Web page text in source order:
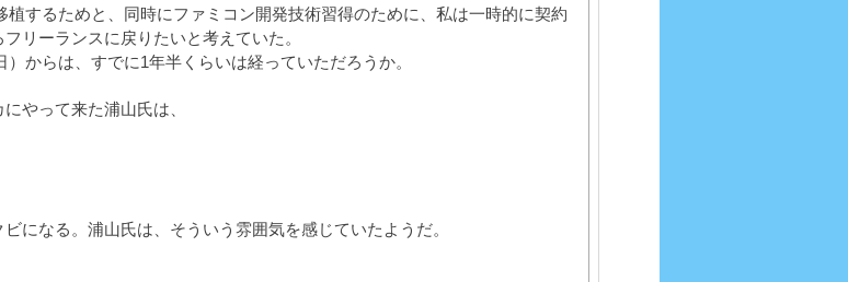
するためと、同時にファミコン開発技術習得のために、私は一時的に契約
リーランスに戻りたいと考えていた。
からは、すでに1年半くらいは経っていただろうか。
やって来た浦山氏は、
になる。浦山氏は、そういう雰囲気を感じていたようだ。